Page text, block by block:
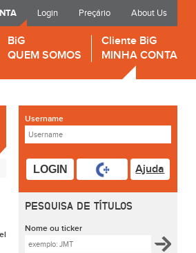
Login Preçário About Us
BiG
QUEM SOMOS
Cliente BiG
MINHA CONTA
Username
LOGIN Ajuda
PESQUISA DE TÍTULOS
Nome ou ticker